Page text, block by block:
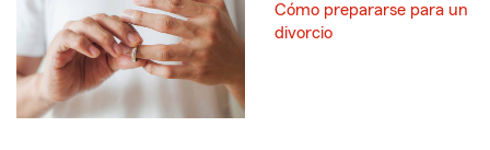
Cómo prepararse para un
divorcio